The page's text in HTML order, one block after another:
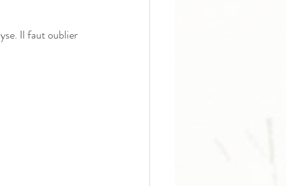
Il faut oublier